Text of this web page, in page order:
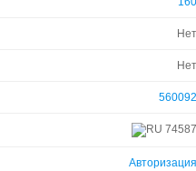
Нет
Нет
560092
74587
Авторизация